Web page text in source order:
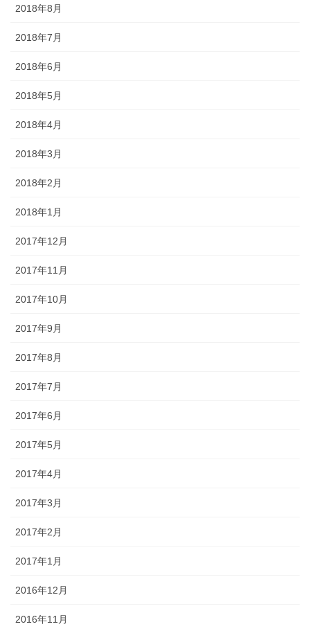
2018年8月
2018年7月
2018年6月
2018年5月
2018年4月
2018年3月
2018年2月
2018年1月
2017年12月
2017年11月
2017年10月
2017年9月
2017年8月
2017年7月
2017年6月
2017年5月
2017年4月
2017年3月
2017年2月
2017年1月
2016年12月
2016年11月